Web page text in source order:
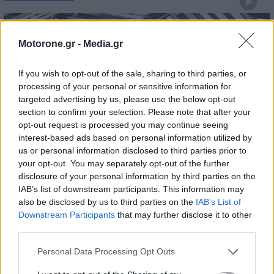
Motorone.gr - Media.gr
If you wish to opt-out of the sale, sharing to third parties, or
processing of your personal or sensitive information for
targeted advertising by us, please use the below opt-out
section to confirm your selection. Please note that after your
opt-out request is processed you may continue seeing
interest-based ads based on personal information utilized by
us or personal information disclosed to third parties prior to
your opt-out. You may separately opt-out of the further
disclosure of your personal information by third parties on the
IAB’s list of downstream participants. This information may
also be disclosed by us to third parties on the IAB’s List of
Downstream Participants that may further disclose it to other
Personal Data Processing Opt Outs
Skoda: Ξεκίνησε η παραγωγή του
νέου Peaq – Δείτε Video από τη
γραμμή παραγωγής